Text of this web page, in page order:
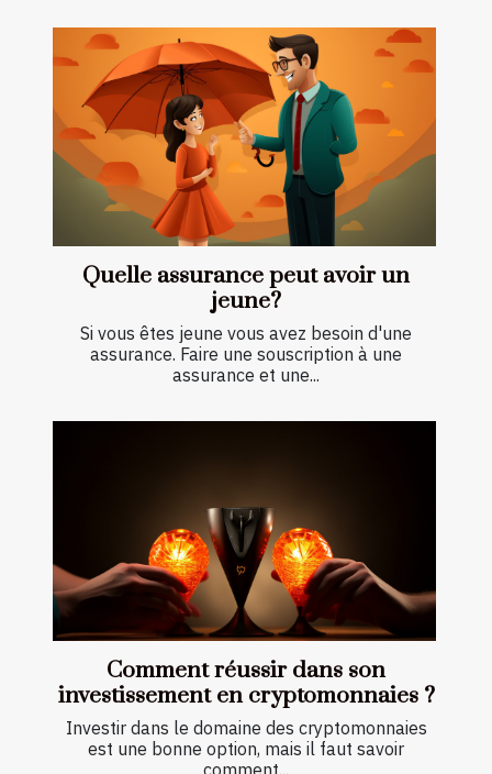
Quelle assurance peut avoir un
jeune?
Si vous êtes jeune vous avez besoin d'une
assurance. Faire une souscription à une
assurance et une...
Comment réussir dans son
investissement en cryptomonnaies ?
Investir dans le domaine des cryptomonnaies
est une bonne option, mais il faut savoir
comment...